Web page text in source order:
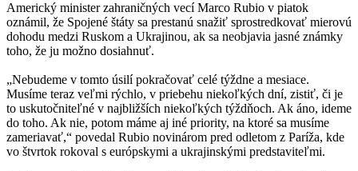
Americký minister zahraničných vecí Marco Rubio v piatok
oznámil, že Spojené štáty sa prestanú snažiť sprostredkovať mierovú
dohodu medzi Ruskom a Ukrajinou, ak sa neobjavia jasné známky
toho, že ju možno dosiahnuť.
„Nebudeme v tomto úsilí pokračovať celé týždne a mesiace.
Musíme teraz veľmi rýchlo, v priebehu niekoľkých dní, zistiť, či je
to uskutočniteľné v najbližších niekoľkých týždňoch. Ak áno, ideme
do toho. Ak nie, potom máme aj iné priority, na ktoré sa musíme
zameriavať,“ povedal Rubio novinárom pred odletom z Paríža, kde
vo štvrtok rokoval s európskymi a ukrajinskými predstaviteľmi.